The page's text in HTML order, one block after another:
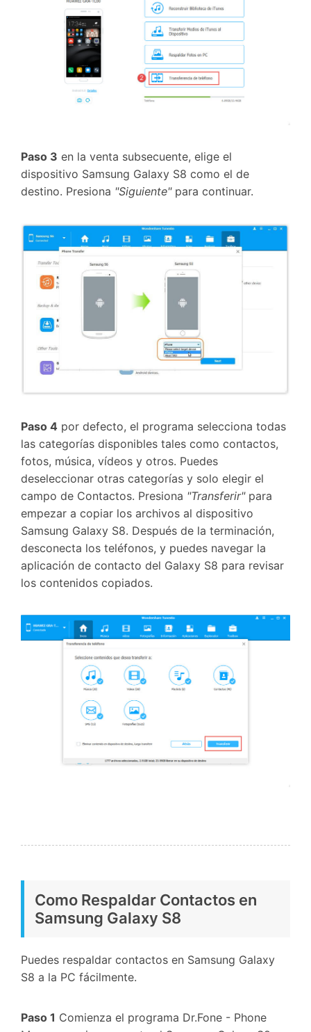
Paso 3 en la venta subsecuente, elige el
dispositivo Samsung Galaxy S8 como el de
destino. Presiona "Siguiente"para continuar.
Paso 4 por defecto, el programa selecciona todas
las categorías disponibles tales como contactos,
fotos, música, vídeos y otros. Puedes
deseleccionar otras categorías y solo elegir el
campo de Contactos. Presiona "Transferir"para
empezar a copiar los archivos al dispositivo
Samsung Galaxy S8. Después de la terminación,
desconecta los teléfonos, y puedes navegar la
aplicación de contacto del Galaxy S8 para revisar
los contenidos copiados.
Como Respaldar Contactos en
Samsung Galaxy S8
Puedes respaldar contactos en Samsung Galaxy
S8 a la PC fácilmente.
Paso 1 Comienza el programa Dr.Fone - Phone